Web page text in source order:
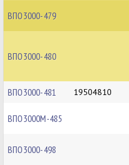
ВПО3000-479
ВПО3000-480
ВПО3000-481 19504810
ВПО3000М-485
ВПО3000-498